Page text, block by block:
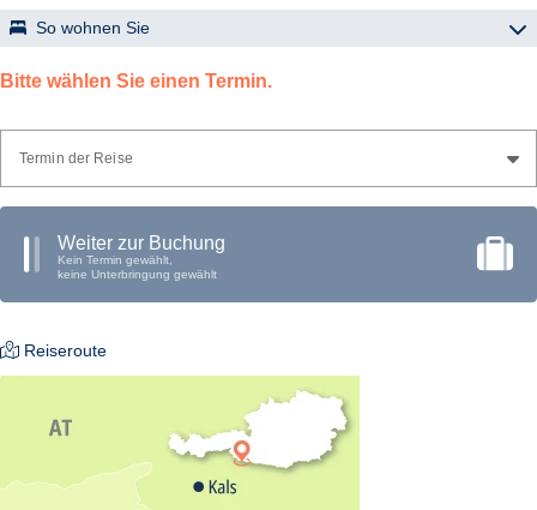
So wohnen Sie
liegt sehr ruhig und von Wald umsäumt, verfügt über Lift, Bar,
Terrasse, Wellnessbereich mit Felsenhallenbad, Sauna (Nutzung
nach Öffnungszeit); Zimmer mit Bad und WC, Föhn, TV, Telefon,
Bitte wählen Sie einen Termin.
Termin der Reise
Weiter zur Buchung
Kein Termin gewählt,
keine Unterbringung gewählt
Reiseroute